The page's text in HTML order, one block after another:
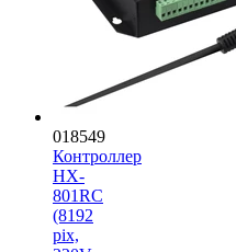
018549
Контроллер
HX-
801RC
(8192
pix,